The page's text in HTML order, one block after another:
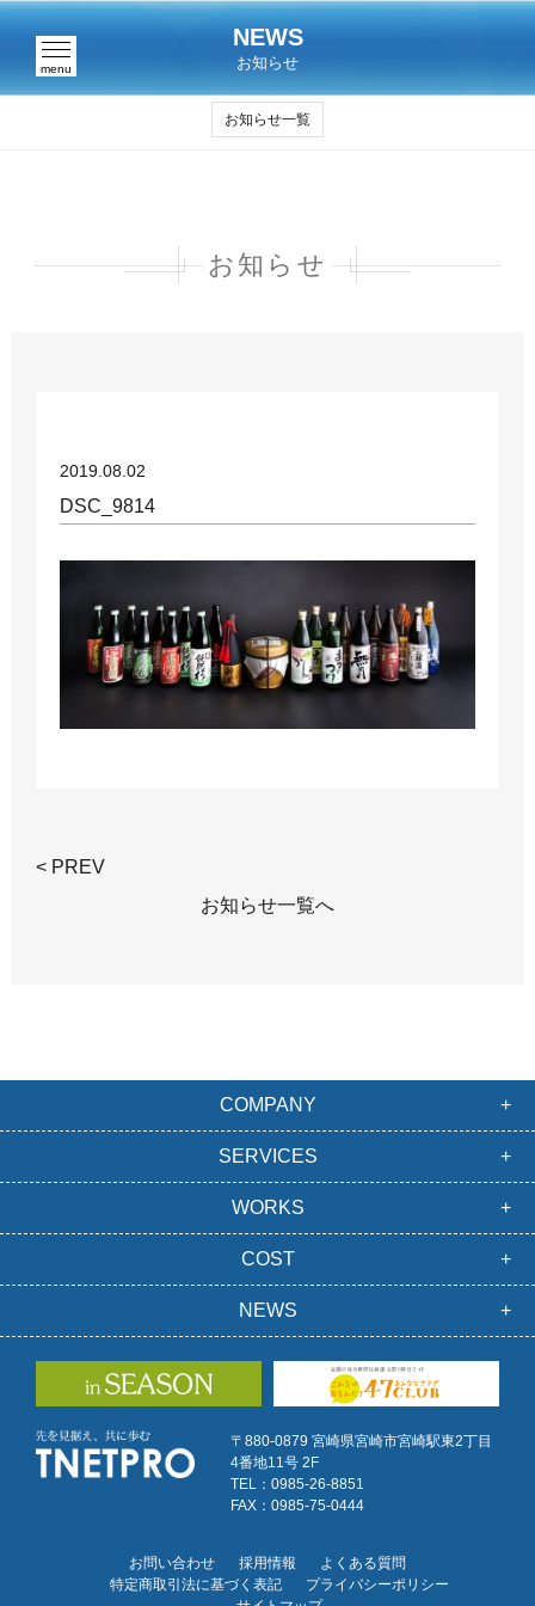
menu
NEWS
お知らせ
お知らせ一覧
お知らせ
2019.08.02
DSC_9814
< PREV
お知らせ一覧へ
COMPANY
SERVICES
WORKS
COST
NEWS
〒880-0879 宮崎県宮崎市宮崎駅東2丁目
4番地11号 2F
TEL：0985-26-8851
FAX：0985-75-0444
お問い合わせ 採用情報
よくある質問
特定商取引法に基づく表記
プライバシーポリシー